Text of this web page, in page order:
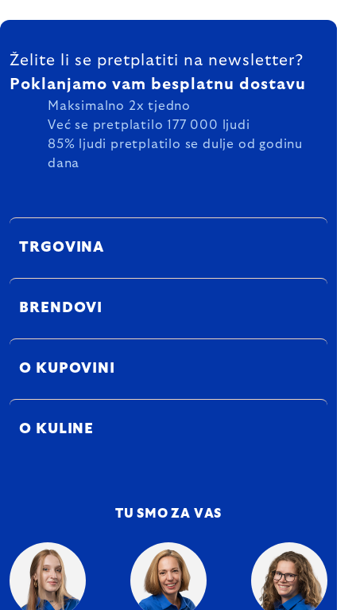
FOOTER
Želite li se pretplatiti na newsletter?
Poklanjamo vam besplatnu dostavu
Maksimalno 2x tjedno
Već se pretplatilo 177 000 ljudi
85% ljudi pretplatilo se dulje od godinu
dana
TRGOVINA
BRENDOVI
O KUPOVINI
O KULINE
TU SMO ZA VAS